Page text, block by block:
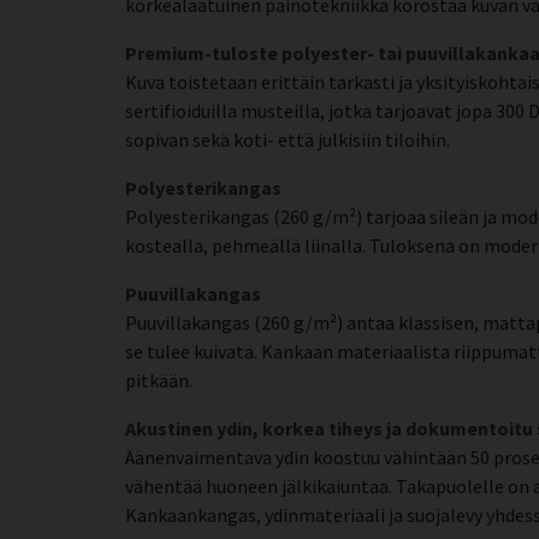
Premium-tuloste polyester- tai
Kuva toistetaan erittäin tarkasti ja
sertifioiduilla musteilla, jotka tarjoavat jopa 300
sopivan sekä koti- että julkisiin tiloihin.
Polyesterikangas
Polyesterikangas (260 g/m²) tarjoaa sileän ja
kostealla, pehmeällä liinalla. Tuloksena on
Puuvillakangas
Puuvillakangas (260 g/m²) antaa klassisen,
se tulee kuivata. Kankaan materiaalista
pitkään.
Akustinen ydin, korkea tiheys ja
Äänenvaimentava ydin koostuu vähintään 50
vähentää huoneen jälkikaiuntaa. Takapuolelle on
Kankaankangas, ydinmateriaali ja suojalevy